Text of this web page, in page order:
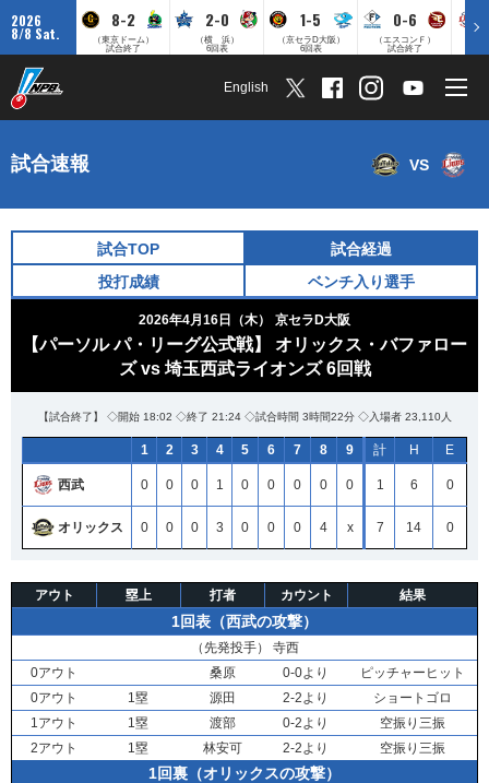
2026
8/8 Sat.
8-2
（東京ドーム）
試合終了
2-0
（横 浜）
6回表
1-5
（京セラD大阪）
6回表
0-6
（エスコンＦ）
試合終了
English
試合速報 VS
試合TOP
試合経過
投打成績
ベンチ入り選手
2026年4月16日（木） 京セラD大阪
【パーソル パ・リーグ公式戦】 オリックス・バファロー
ズ vs 埼玉西武ライオンズ 6回戦
【試合終了】 ◇開始 18:02 ◇終了 21:24 ◇試合時間 3時間22分 ◇入場者 23,110人
1 2 3 4 5 6 7 8 9 計 H E
西武 0 0 0 1 0 0 0 0 0 1 6 0
オリックス 0 0 0 3 0 0 0 4 x 7 14 0
アウト 塁上 打者 カウント 結果
1回表（西武の攻撃）
（先発投手） 寺西
0アウト
桑原 0-0より
ピッチャーヒット
0アウト
1塁 源田 2-2より
ショートゴロ
1アウト
1塁 渡部 0-2より
空振り三振
2アウト
1塁 林安可 2-2より 空振り三振
1回裏（オリックスの攻撃）